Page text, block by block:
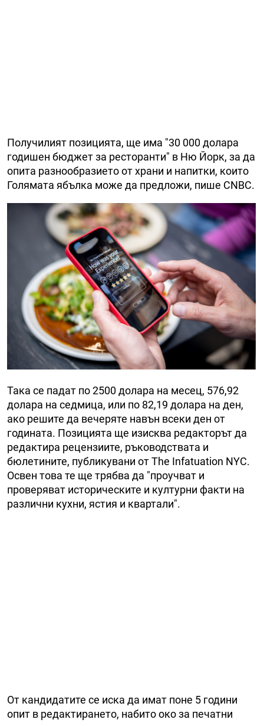
Получилият позицията, ще има "30 000 долара
годишен бюджет за ресторанти" в Ню Йорк, за да
опита разнообразието от храни и напитки, които
Голямата ябълка може да предложи, пише CNBC.
Така се падат по 2500 долара на месец, 576,92
долара на седмица, или по 82,19 долара на ден,
ако решите да вечеряте навън всеки ден от
годината. Позицията ще изисква редакторът да
редактира рецензиите, ръководствата и
бюлетините, публикувани от The Infatuation NYC.
Освен това те ще трябва да "проучват и
проверяват историческите и културни факти на
различни кухни, ястия и квартали".
От кандидатите се иска да имат поне 5 години
опит в редактирането, набито око за печатни